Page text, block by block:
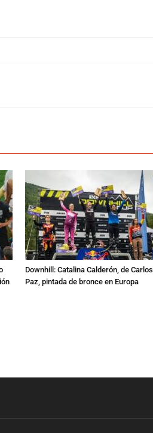
Downhill: Catalina Calderón, de Carlos
Paz, pintada de bronce en Europa